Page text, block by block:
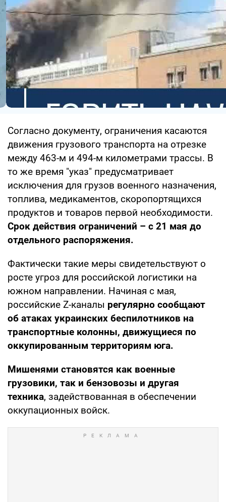
Согласно документу, ограничения касаются
движения грузового транспорта на отрезке
между 463-м и 494-м километрами трассы. В
то же время "указ" предусматривает
исключения для грузов военного назначения,
топлива, медикаментов, скоропортящихся
продуктов и товаров первой необходимости.
Срок действия ограничений – с 21 мая до
отдельного распоряжения.
Фактически такие меры свидетельствуют о
росте угроз для российской логистики на
южном направлении. Начиная с мая,
российские Z-каналы регулярно сообщают
об атаках украинских беспилотников на
транспортные колонны, движущиеся по
оккупированным территориям юга.
Мишенями становятся как военные
грузовики, так и бензовозы и другая
техника, задействованная в обеспечении
оккупационных войск.